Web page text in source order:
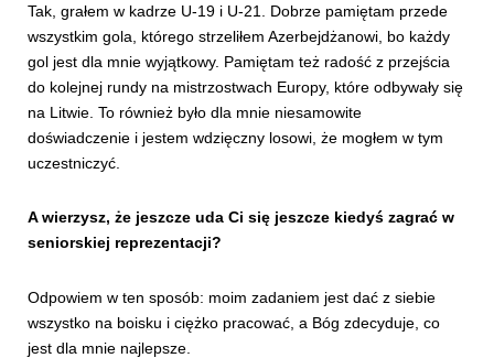
Tak, grałem w kadrze U-19 i U-21. Dobrze pamiętam przede
wszystkim gola, którego strzeliłem Azerbejdżanowi, bo każdy
gol jest dla mnie wyjątkowy. Pamiętam też radość z przejścia
do kolejnej rundy na mistrzostwach Europy, które odbywały się
na Litwie. To również było dla mnie niesamowite
doświadczenie i jestem wdzięczny losowi, że mogłem w tym
uczestniczyć.
A wierzysz, że jeszcze uda Ci się jeszcze kiedyś zagrać w
seniorskiej reprezentacji?
Odpowiem w ten sposób: moim zadaniem jest dać z siebie
wszystko na boisku i ciężko pracować, a Bóg zdecyduje, co
jest dla mnie najlepsze.